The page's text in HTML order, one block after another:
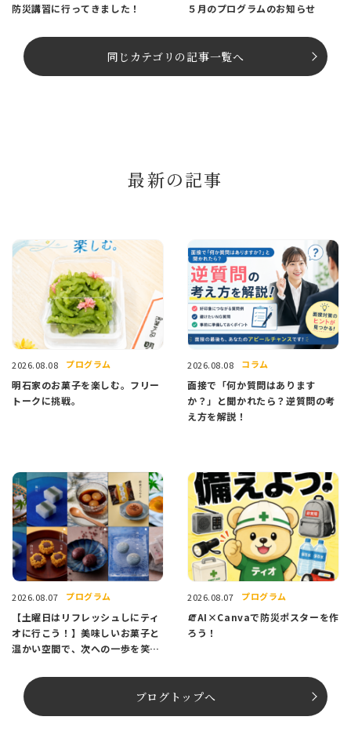
防災講習に行ってきました！ ５月のプログラムのお知らせ
同じカテゴリの記事⼀覧へ
最新の記事
2026.08.08 プログラム
明石家のお菓子を楽しむ。フリー
トークに挑戦。
2026.08.08 コラム
面接で「何か質問はあります
か？」と聞かれたら？逆質問の考
え方を解説！
2026.08.07 プログラム
【土曜日はリフレッシュしにティ
オに行こう！】美味しいお菓子と
温かい空間で、次への一歩を笑顔
2026.08.07 プログラム
🧯AI×Canvaで防災ポスターを作
ろう！
ブログトップへ